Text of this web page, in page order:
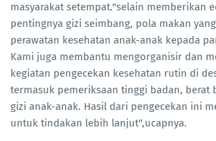
masyarakat setempat."selain memberikan
pentingnya gizi seimbang, pola makan
perawatan kesehatan anak-anak kepada
Kami juga membantu mengorganisir dan
kegiatan pengecekan kesehatan rutin di
termasuk pemeriksaan tinggi badan, berat
gizi anak-anak. Hasil dari pengecekan ini
untuk tindakan lebih lanjut",ucapnya.